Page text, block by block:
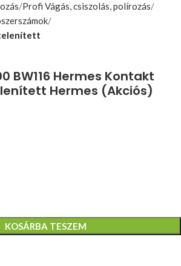
Profi Vágás, csiszolás, polírozás
BW116 Hermes Kontakt
Hermes (Akciós)
KOSÁRBA TESZEM